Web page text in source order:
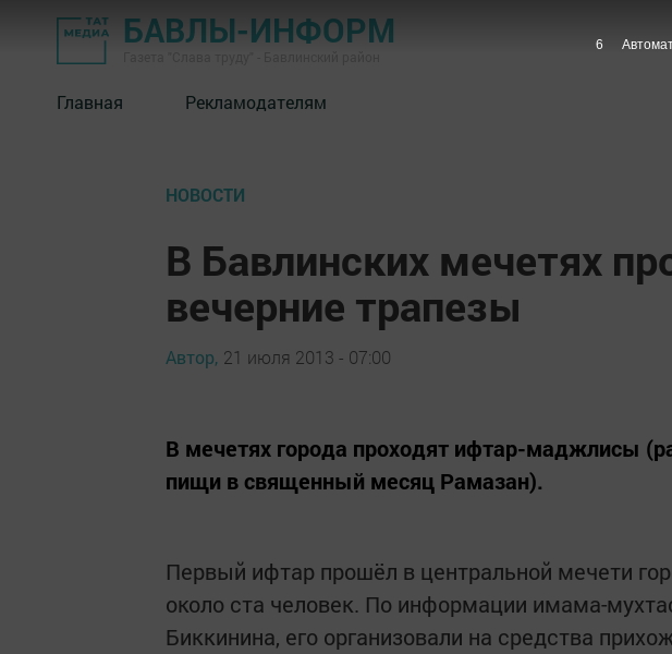
БАВЛЫ-ИНФОРМ
Главная Рекламодателям
НОВОСТИ
В Бавлинских мечетях
вечерние трапезы
Автор, 21 июля 2013 - 07:00
В мечетях города проходят ифтар-маджлисы
пищи в священный месяц Рамазан).
Первый ифтар прошёл в центральной мечети
около ста человек. По информации имама-
Биккинина, его организовали на средства
5